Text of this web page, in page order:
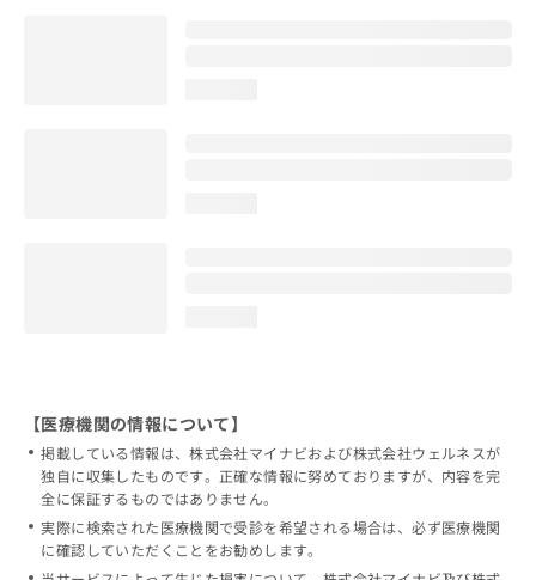
【医療機関の情報について】
掲載している情報は、株式会社マイナビおよび株式会社ウェルネスが
独自に収集したものです。正確な情報に努めておりますが、内容を完
全に保証するものではありません。
実際に検索された医療機関で受診を希望される場合は、必ず医療機関
に確認していただくことをお勧めします。